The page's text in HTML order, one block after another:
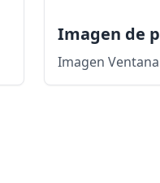
Imagen de
Imagen